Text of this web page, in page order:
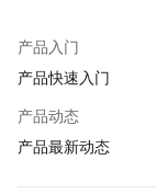
产品入门
产品快速入门
产品动态
产品最新动态